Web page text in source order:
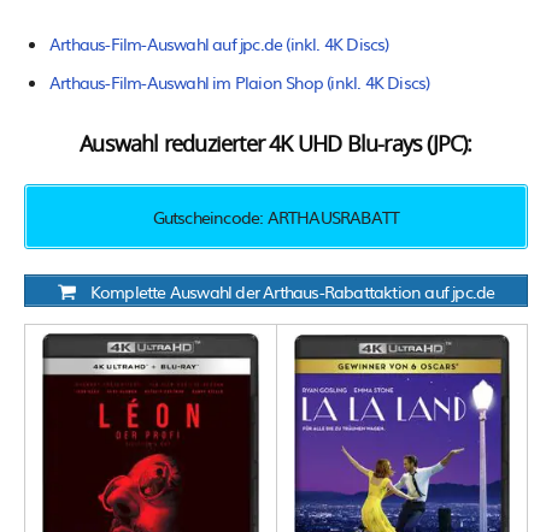
Arthaus-Film-Auswahl auf jpc.de (inkl. 4K Discs)
Arthaus-Film-Auswahl im Plaion Shop (inkl. 4K Discs)
Auswahl reduzierter 4K UHD Blu-rays (JPC):
Gutscheincode: ARTHAUSRABATT
Komplette Auswahl der Arthaus-Rabattaktion auf jpc.de